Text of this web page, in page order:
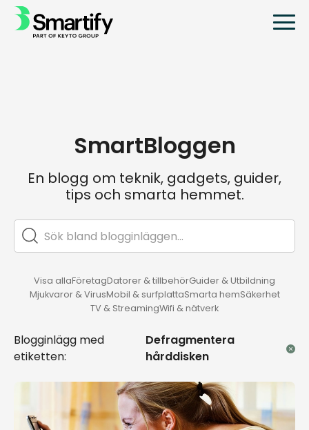
SmartBloggen
En blogg om teknik, gadgets, guider,
tips och smarta hemmet.
Visa allaFöretagDatorer & tillbehörGuider & Utbildning
Mjukvaror & VirusMobil & surfplattaSmarta hemSäkerhet
TV & StreamingWifi & nätverk
Blogginlägg med
etiketten:
Defragmentera
hårddisken